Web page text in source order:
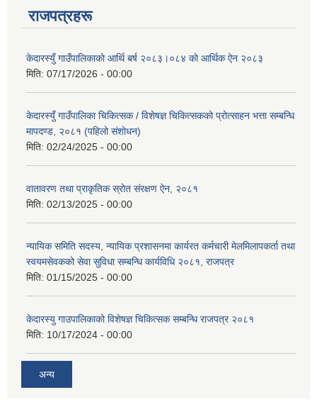
राजपत्रहरू
केदारस्युँ गाउँपालिकाकाे आर्थि बर्ष २०८३।०८४ काे आर्थिक ऐन २०८३
मिति: 07/17/2026 - 00:00
केदारस्युँ गाउँपालिका चिकित्सक / विशेषज्ञ चिकित्सकको प्रोत्साहन भत्ता सम्बन्धि
मापदण्ड, २०८१ (पहिलो संशोधन)
मिति: 02/24/2025 - 00:00
वातावरण तथा प्राकृतिक स्रोत संरक्षण ऐन, २०८१
मिति: 02/13/2025 - 00:00
न्यायिक समिति सदस्य, न्यायिक प्रशासनमा कार्यरत कर्मचारी मेलमिलापकर्ता तथा
स्वयमसेवकको सेवा सुविधा सम्बन्धि कार्यविधि २०८१, राजपत्र
मिति: 01/15/2025 - 00:00
केदारस्यु गाउपालिकाको विशेषज्ञ चिकित्सक सम्बन्धि राजपत्र २०८१
मिति: 10/17/2024 - 00:00
अन्य